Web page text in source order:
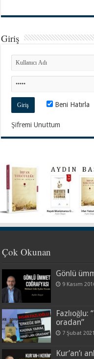
Giriş
Beni Hatırla
Şifremi Unuttum
Çok Okunan
Gönlü
9 Kasım
Fazlıoğlu:
oradan”
7 Şubat 2021
Kur’an’ı